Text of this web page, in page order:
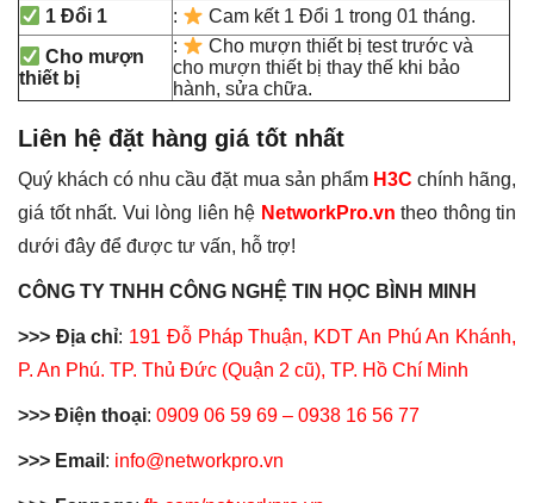
1 Đổi 1
:
Cam kết 1 Đổi 1 trong 01 tháng.
Cho mượn
thiết bị
:
Cho mượn thiết bị test trước và
cho mượn thiết bị thay thế khi bảo
hành, sửa chữa.
Liên hệ đặt hàng giá tốt nhất
Quý khách có nhu cầu đặt mua sản phẩm H3C chính hãng,
giá tốt nhất. Vui lòng liên hệ NetworkPro.vn theo thông tin
dưới đây để được tư vấn, hỗ trợ!
CÔNG TY TNHH CÔNG NGHỆ TIN HỌC BÌNH MINH
>>> Địa chỉ: 191 Đỗ Pháp Thuận, KDT An Phú An Khánh,
P. An Phú. TP. Thủ Đức (Quận 2 cũ), TP. Hồ Chí Minh
>>> Điện thoại: 0909 06 59 69 – 0938 16 56 77
>>> Email : info@networkpro.vn